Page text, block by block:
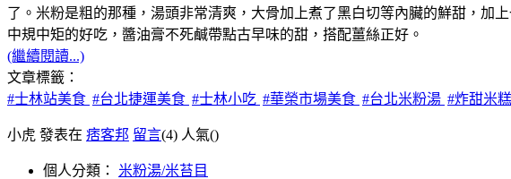
了。米粉是粗的那種，湯頭非常清爽，大骨加上煮了黑白切等內臟的鮮甜，加
中規中矩的好吃，醬油膏不死鹹帶點古早味的甜，搭配薑絲正好。
(繼續閱讀...)
文章標籤：
#士林站美食 #台北捷運美食 #士林小吃 #華榮市場美食 #台北米粉湯 #炸甜米糕
小虎 發表在 痞客邦 留言(4) 人氣()
個人分類： 米粉湯/米苔目